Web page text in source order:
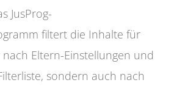
JusProg-
filtert die Inhalte für
Eltern-Einstellungen und
sondern auch nach